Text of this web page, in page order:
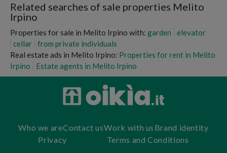
Related searches of sale properties Melito
Irpino
Properties for sale in Melito Irpino with: garden
elevator
cellar
from private individuals
Real estate ads in Melito Irpino: Properties for rent in Melito
Irpino
Estate agents in Melito Irpino
Who we areContact usWork with us Brand identity
Privacy
Terms and Conditions